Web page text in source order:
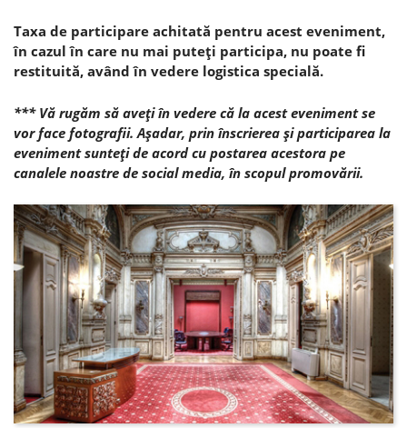
Taxa de participare achitată pentru acest eveniment,
în cazul în care nu mai puteţi participa, nu poate fi
restituită, având în vedere logistica specială.
*** Vă rugăm să aveţi în vedere că la acest eveniment se
vor face fotografii. Aşadar, prin înscrierea şi participarea la
eveniment sunteţi de acord cu postarea acestora pe
canalele noastre de social media, în scopul promovării.